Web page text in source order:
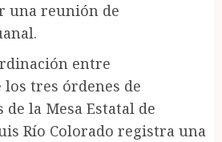
una reunión de
entre
tres órdenes de
la Mesa Estatal de
Río Colorado registra una